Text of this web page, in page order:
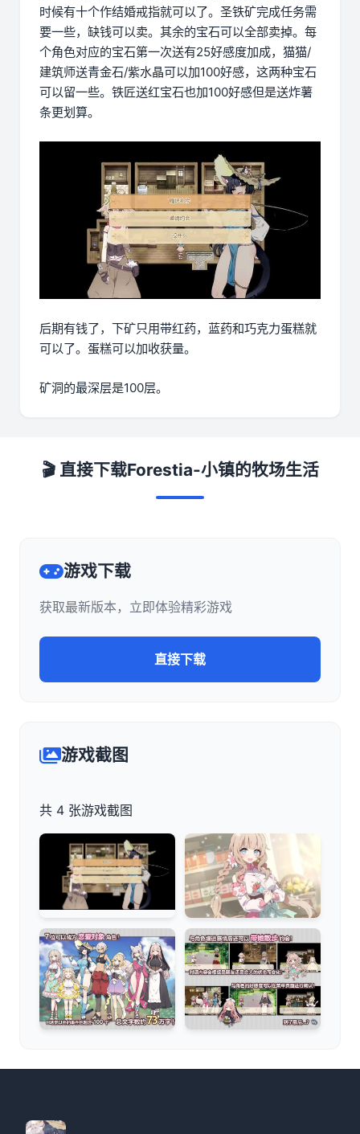
时候有十个作结婚戒指就可以了。圣铁矿完成任务需
要一些，缺钱可以卖。其余的宝石可以全部卖掉。每
个角色对应的宝石第一次送有25好感度加成，猫猫/
建筑师送青金石/紫水晶可以加100好感，这两种宝石
可以留一些。铁匠送红宝石也加100好感但是送炸薯
条更划算。
后期有钱了，下矿只用带红药，蓝药和巧克力蛋糕就
可以了。蛋糕可以加收获量。
矿洞的最深层是100层。
🎬 直接下载Forestia-小镇的牧场生活
游戏下载
获取最新版本，立即体验精彩游戏
直接下载
游戏截图
共 4 张游戏截图